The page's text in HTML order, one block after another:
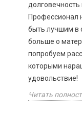
долговечность
Профессионал
быть лучшим в
больше о
попробуем
которыми
удовольствие!
Читать